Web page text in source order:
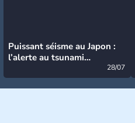
Puissant séisme au Japon :
l’alerte au tsunami
28/07